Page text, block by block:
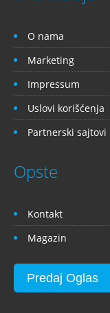
O nama
Marketing
Impressum
Uslovi korišćenja
Partnerski sajtovi
Opste
Kontakt
Magazin
Predaj Oglas